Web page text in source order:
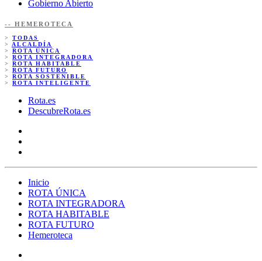
Gobierno Abierto
-- HEMEROTECA
> TODAS
> ALCALDÍA
> ROTA ÚNICA
> ROTA INTEGRADORA
> ROTA HABITABLE
> ROTA FUTURO
> ROTA SOSTENIBLE
> ROTA INTELIGENTE
Rota.es
DescubreRota.es
Inicio
ROTA ÚNICA
ROTA INTEGRADORA
ROTA HABITABLE
ROTA FUTURO
Hemeroteca